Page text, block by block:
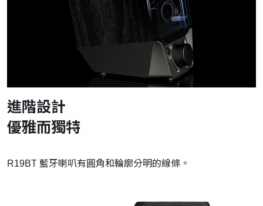
進階設計
優雅而獨特
R19BT 藍牙喇叭有圓角和輪廓分明的線條。